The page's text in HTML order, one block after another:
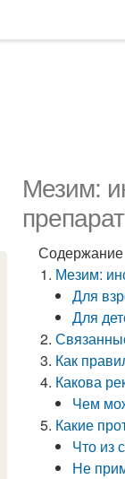
Мезим:
препарат
Содержание
Мезим:
Для
Для
Как
Какова
Чем
Какие
Что из
Не